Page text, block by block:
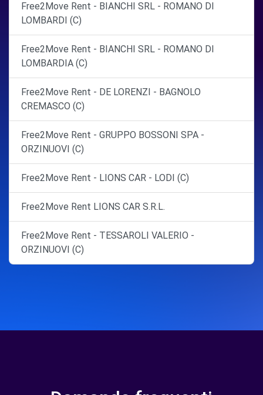
Free2Move Rent - BIANCHI SRL - ROMANO DI
LOMBARDI (C)
Free2Move Rent - BIANCHI SRL - ROMANO DI
LOMBARDIA (C)
Free2Move Rent - DE LORENZI - BAGNOLO
CREMASCO (C)
Free2Move Rent - GRUPPO BOSSONI SPA -
ORZINUOVI (C)
Free2Move Rent - LIONS CAR - LODI (C)
Free2Move Rent LIONS CAR S.R.L.
Free2Move Rent - TESSAROLI VALERIO -
ORZINUOVI (C)